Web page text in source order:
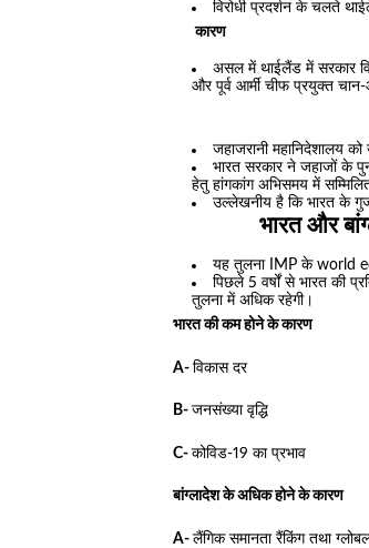
विरोधी प्रदर्शन के चलते
कारण
असल में थाईलैंड में सरकार
और पूर्व आर्मी चीफ प्रयुक्त चान-
जहाजरानी महानिदेशालय
भारत सरकार ने जहाजों के
हेतु हांगकांग अभिसमय में
उल्लेखनीय है कि भारत के
भारत और
यह तुलना IMP के world
पिछले 5 वर्षों से भारत की
तुलना में अधिक रहेगी।
भारत की कम होने के कारण
A- विकास दर
B- जनसंख्या वृद्धि
C- कोविड-19 का प्रभाव
बांग्लादेश के अधिक होने के कारण
A- लैंगिक समानता रैंकिंग तथा